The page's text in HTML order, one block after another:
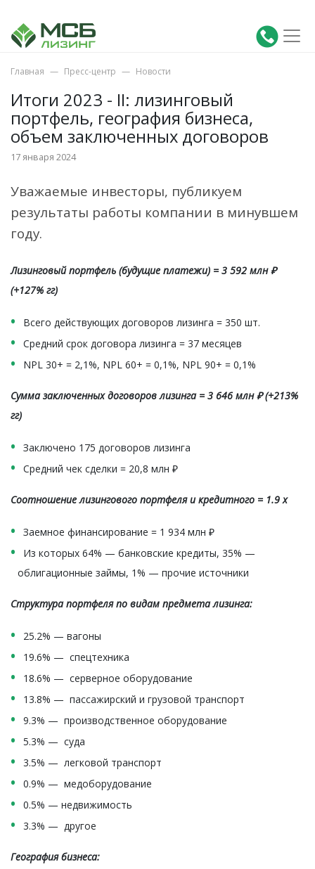
Главная Пресс-центр Новости
Итоги 2023 - II: лизинговый
портфель, география бизнеса,
объем заключенных договоров
17 января 2024
Уважаемые инвесторы, публикуем
результаты работы компании в минувшем
году.
Лизинговый портфель (будущие платежи) = 3 592 млн ₽
(+127% гг)
Всего действующих договоров лизинга = 350 шт.
Средний срок договора лизинга = 37 месяцев
NPL 30+ = 2,1%, NPL 60+ = 0,1%, NPL 90+ = 0,1%
Сумма заключенных договоров лизинга = 3 646 млн ₽ (+213%
гг)
Заключено 175 договоров лизинга
Средний чек сделки = 20,8 млн ₽
Соотношение лизингового портфеля и кредитного = 1.9 х
Заемное финансирование = 1 934 млн ₽
Из которых 64% — банковские кредиты, 35% —
облигационные займы, 1% — прочие источники
Структура портфеля по видам предмета лизинга:
25.2% — вагоны
19.6% — спецтехника
18.6% — серверное оборудование
13.8% — пассажирский и грузовой транспорт
9.3% — производственное оборудование
5.3% — суда
3.5% — легковой транспорт
0.9% — медоборудование
0.5% — недвижимость
3.3% — другое
География бизнеса: